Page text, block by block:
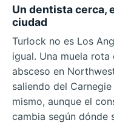
Un dentista cerca,
ciudad
Turlock no es Los
igual. Una muela rota
absceso en
saliendo del
mismo, aunque el
cambia según dónde